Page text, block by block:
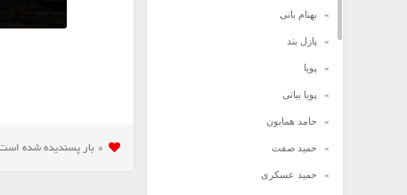
بهنام بانی
پازل بند
پویا
پویا بیاتی
حامد همایون
حمید صفت
حمید عسکری
0 بار پسنديده شده است